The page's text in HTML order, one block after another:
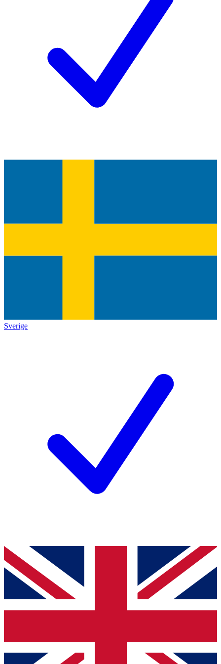
Sverige